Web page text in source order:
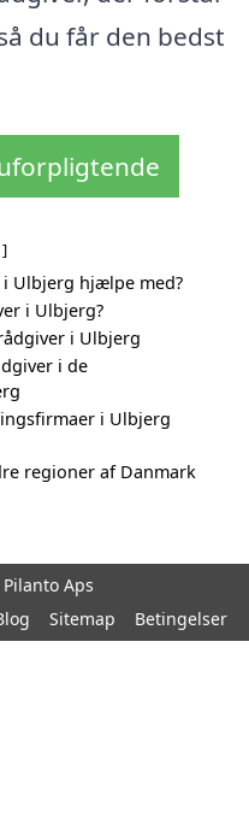
du får den bedst
i Ulbjerg hjælpe med?
i Ulbjerg?
i Ulbjerg
i de
i Ulbjerg
regioner af Danmark
Aps
Sitemap Betingelser